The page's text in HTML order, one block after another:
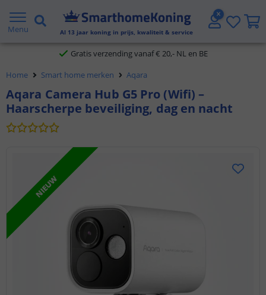
Menu Al 13 jaar koning in prijs, kwaliteit & service
2 jaar garantie
Gratis verzending vanaf € 20,- NL en BE
Klantbeoordeling 9.1
Voor 23:45 uur besteld,morgen in huis
Home Smart home merken Aqara
Aqara Camera Hub G5 Pro (Wifi) –
Haarscherpe beveiliging, dag en nacht
NIEUW